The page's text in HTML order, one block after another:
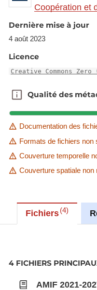
Coopération et
Dernière mise à jour
4 août 2023
Licence
Creative Commons Zero
Qualité des
Qualité des
Documentation des
Formats de fichiers non
Couverture temporelle
Couverture spatiale non
Fichiers 4
4 FICHIERS
AMIF 2021-